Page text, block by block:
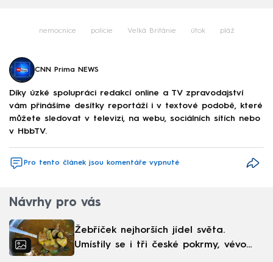
nemocnice policie Velká Británie útok pláž
CNN Prima NEWS
Díky úzké spolupráci redakcí online a TV zpravodajství
vám přinášíme desítky reportáží i v textové podobě, které
můžete sledovat v televizi, na webu, sociálních sítích nebo
v HbbTV.
Pro tento článek jsou komentáře vypnuté
Návrhy pro vás
Žebříček nejhorších jídel světa.
Umístily se i tři české pokrmy, vévodí